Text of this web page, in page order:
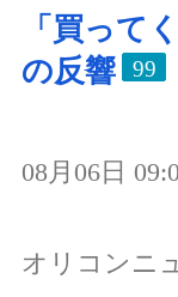
「買って
の反響
99
08月06日
オリコンニ